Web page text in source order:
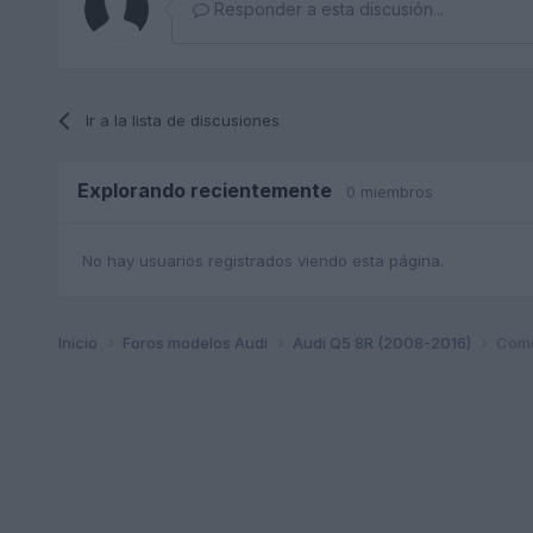
Responder a esta discusión...
Ir a la lista de discusiones
Explorando recientemente 0 miembros
No hay usuarios registrados viendo esta página.
Inicio Foros modelos Audi Audi Q5 8R (2008-2016)